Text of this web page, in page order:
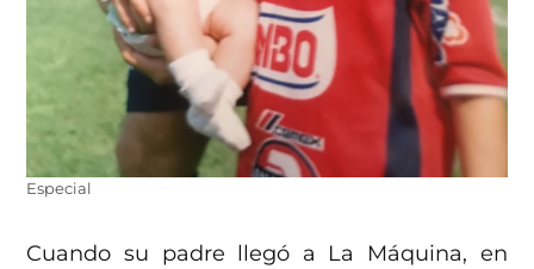
Especial
Cuando su padre llegó a La Máquina, en